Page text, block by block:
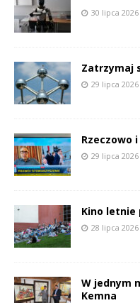
30 lipca 2026
Zatrzymaj
29 lipca 2026
Rzeczowo
29 lipca 2026
Kino letnie
28 lipca 2026
W jednym
Kemna